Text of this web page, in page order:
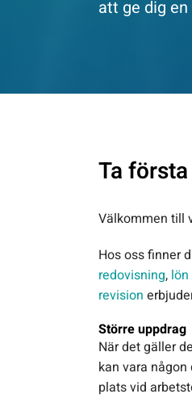
att ge dig
Ta
Välkommen till
Hos oss finner
redovisning, lön
revision
Större uppdrag
När det gäller
kan vara
plats vid